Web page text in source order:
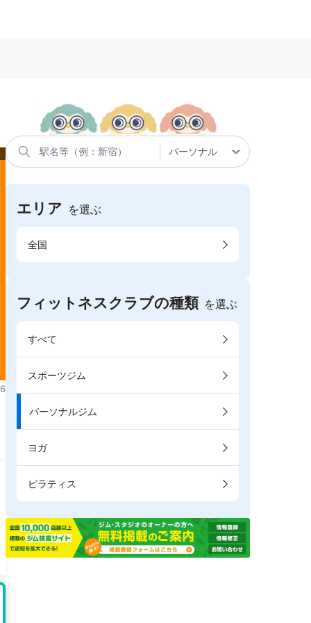
エリア を選ぶ
全国
フィットネスクラブの種類 を選ぶ
すべて
スポーツジム
パーソナルジム
ヨガ
ピラティス